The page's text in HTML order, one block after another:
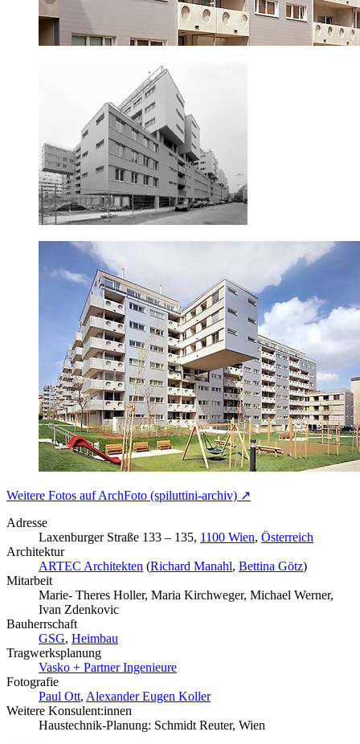
Weitere Fotos auf ArchFoto (spiluttini-archiv) ↗
Adresse
Laxenburger Straße 133 – 135, 1100 Wien, Österreich
Architektur
ARTEC Architekten (Richard Manahl, Bettina Götz)
Mitarbeit
Marie- Theres Holler, Maria Kirchweger, Michael Werner,
Ivan Zdenkovic
Bauherrschaft
GSG, Heimbau
Tragwerksplanung
Vasko + Partner Ingenieure
Fotografie
Paul Ott, Alexander Eugen Koller
Weitere Konsulent:innen
Haustechnik-Planung: Schmidt Reuter, Wien